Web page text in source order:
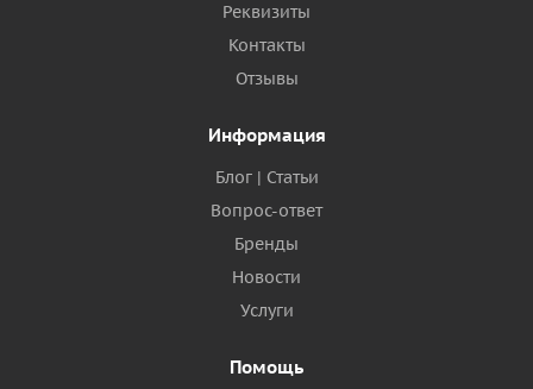
Реквизиты
Контакты
Отзывы
Информация
Блог | Статьи
Вопрос-ответ
Бренды
Новости
Услуги
Помощь